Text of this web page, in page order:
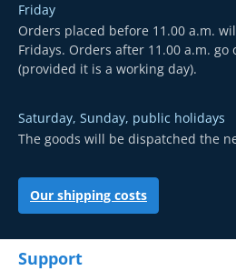
Friday
Orders placed before 11.00 a.m.
Fridays. Orders after 11.00 a.m. go
(provided it is a working day).
Saturday, Sunday, public holidays
The goods will be dispatched the
Our shipping costs
Support